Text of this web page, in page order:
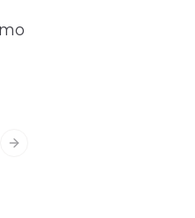
slide
Next slide